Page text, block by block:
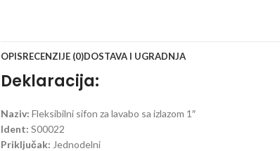
OPISRECENZIJE (0)DOSTAVA I UGRADNJA
Deklaracija:
Naziv: Fleksibilni sifon za lavabo sa izlazom 1″
Ident: S00022
Priključak: Jednodelni